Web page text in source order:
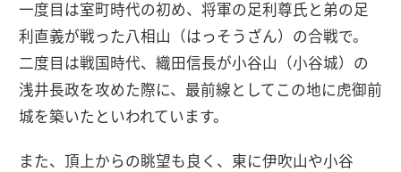
一度目は室町時代の初め、将軍の足利尊氏と弟の足
利直義が戦った八相山（はっそうざん）の合戦で。
二度目は戦国時代、織田信長が小谷山（小谷城）の
浅井長政を攻めた際に、最前線としてこの地に虎御前
城を築いたといわれています。
また、頂上からの眺望も良く、東に伊吹山や小谷